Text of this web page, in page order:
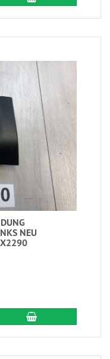
NEU